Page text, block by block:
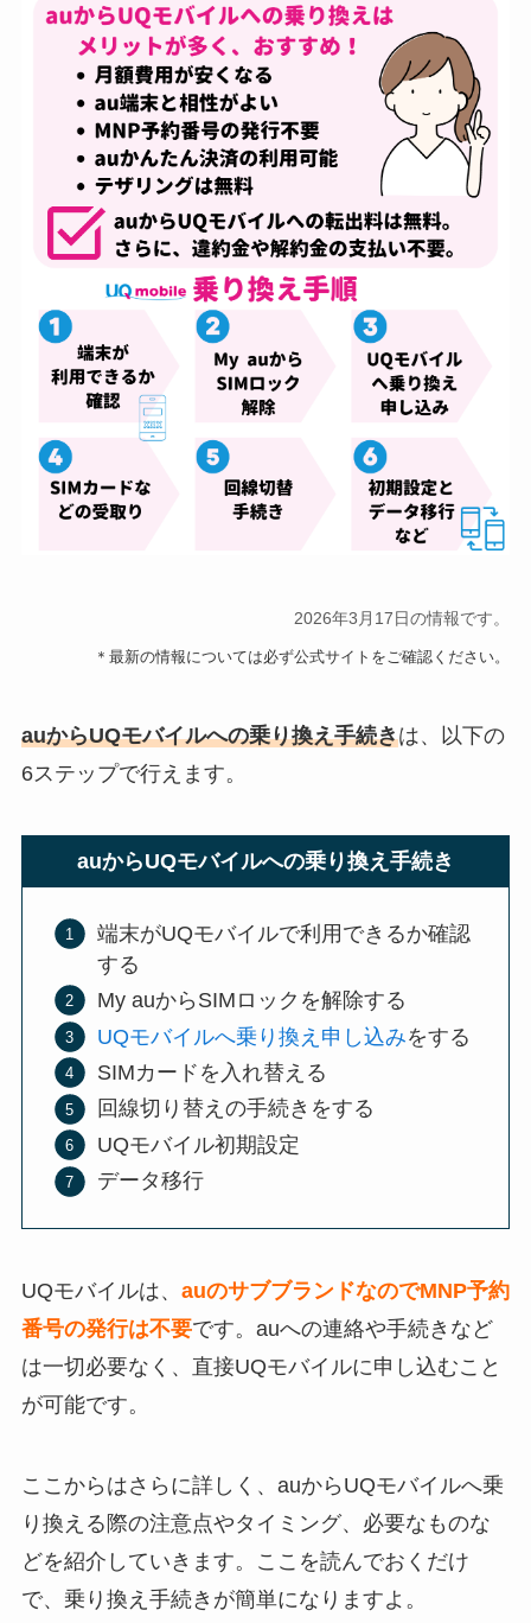
2026年3月17日の情報です。
＊最新の情報については必ず公式サイトをご確認ください。
auからUQモバイルへの乗り換え手続きは、以下の
6ステップで行えます。
auからUQモバイルへの乗り換え手続き
端末がUQモバイルで利用できるか確認
する
My auからSIMロックを解除する
UQモバイルへ乗り換え申し込みをする
SIMカードを入れ替える
回線切り替えの手続きをする
UQモバイル初期設定
データ移行
UQモバイルは、 auのサブブランドなのでMNP予約
番号の発行は不要です。auへの連絡や手続きなど
は一切必要なく、直接UQモバイルに申し込むこと
が可能です。
ここからはさらに詳しく、auからUQモバイルへ乗
り換える際の注意点やタイミング、必要なものな
どを紹介していきます。ここを読んでおくだけ
で、乗り換え手続きが簡単になりますよ。